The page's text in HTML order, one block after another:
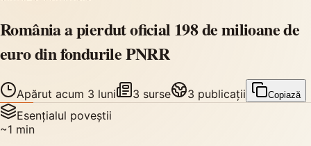
România a pierdut oficial 198 de milioane de
euro din fondurile PNRR
Apărut acum 3 luni 3 surse 3 publicații Copiază
Esențialul poveștii
~1 min